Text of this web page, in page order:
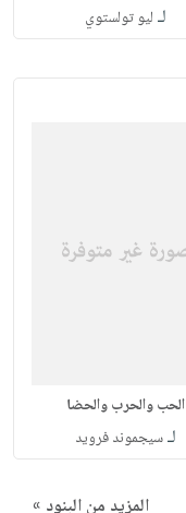
لـ ليو تولستوي
الحب والحرب والحضا
لـسيجموند فرويد
المزيد من البنود »